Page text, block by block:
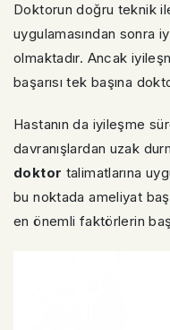
Doktorun doğru teknik
uygulamasından sonra
olmaktadır. Ancak
başarısı tek başına
Hastanın da iyileşme
davranışlardan uzak
doktor talimatlarına
bu noktada ameliyat
en önemli faktörlerin